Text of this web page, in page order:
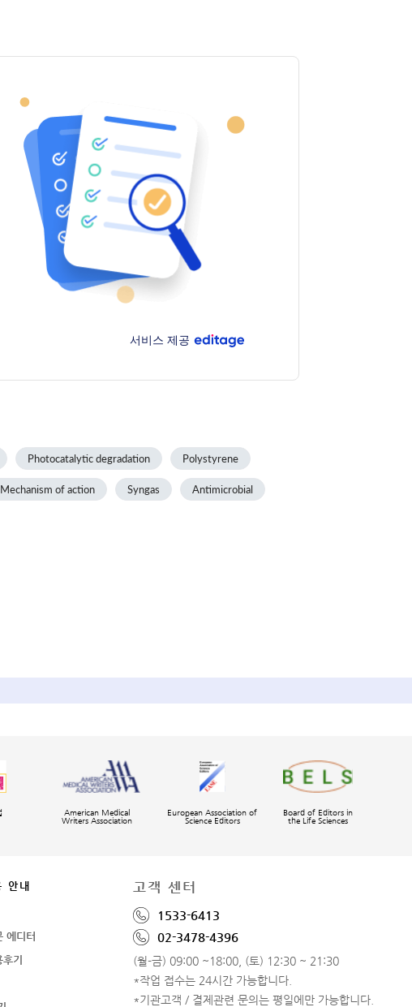
서비스 제공
Photocatalytic degradation Polystyrene
Mechanism of action Syngas Antimicrobial